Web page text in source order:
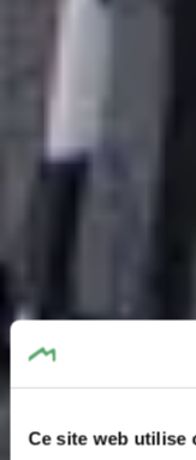
Ce site web utilise